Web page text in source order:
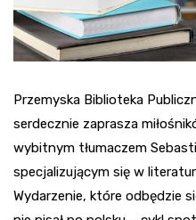
Przemyska Biblioteka
serdecznie zaprasza
wybitnym tłumaczem
specjalizującym się w
Wydarzenie, które odbędzie